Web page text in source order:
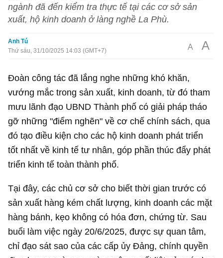
ngành đã đến kiểm tra thực tế tại các cơ sở sản
xuất, hộ kinh doanh ở làng nghề La Phù.
Anh Tú
Thứ sáu, 31/10/2025 14:03 (GMT+7)
A A
Đoàn công tác đã lắng nghe những khó khăn,
vướng mắc trong sản xuất, kinh doanh, từ đó tham
mưu lãnh đạo UBND Thành phố có giải pháp tháo
gỡ những "điểm nghẽn" về cơ chế chính sách, qua
đó tạo điều kiện cho các hộ kinh doanh phát triển
tốt nhất về kinh tế tư nhân, góp phần thúc đẩy phát
triển kinh tế toàn thành phố.
Tại đây, các chủ cơ sở cho biết thời gian trước có
sản xuất hàng kém chất lượng, kinh doanh các mặt
hàng bánh, kẹo không có hóa đơn, chứng từ. Sau
buổi làm việc ngày 20/6/2025, được sự quan tâm,
chỉ đạo sát sao của các cấp ủy Đảng, chính quyền